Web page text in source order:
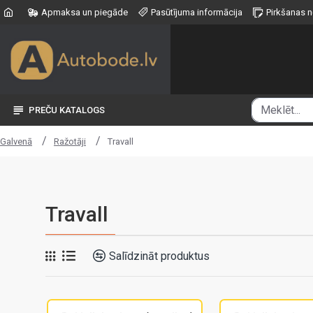
Apmaksa un piegāde Pasūtījuma informācija Pirkšanas
PREČU KATALOGS
Galvenā Ražotāji Travall
Travall
Salīdzināt produktus